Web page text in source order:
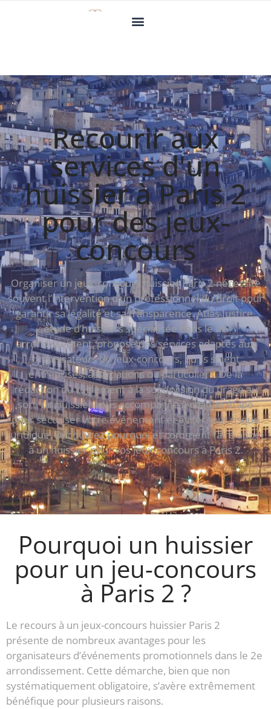
Recourir aux
services d'un
huissier à Paris 2
pour des jeux-
concours
Organiser un jeux-concours huissier Paris 2 nécessite
souvent l’intervention d’un professionnel du droit pour
garantir sa légalité et sa transparence. Atlas Justice,
étude d’huissiers spécialisée dans le 2e
arrondissement, propose des services adaptés aux
organisateurs de jeux-concours, qu’ils soient
entreprises, associations ou particuliers. De la
rédaction du règlement à la supervision du tirage au
sort, un huissier vous accompagne à chaque étape
pour sécuriser votre événement et éviter tout risque
juridique. Découvrez pourquoi et comment faire appel
à un huissier pour vos jeux-concours à Paris 2.
Pourquoi un huissier
pour un jeu-concours
à Paris 2 ?
Le recours à un jeux-concours huissier Paris 2
présente de nombreux avantages pour les
organisateurs d’événements promotionnels dans le 2e
arrondissement. Cette démarche, bien que non
systématiquement obligatoire, s’avère extrêmement
bénéfique pour plusieurs raisons.